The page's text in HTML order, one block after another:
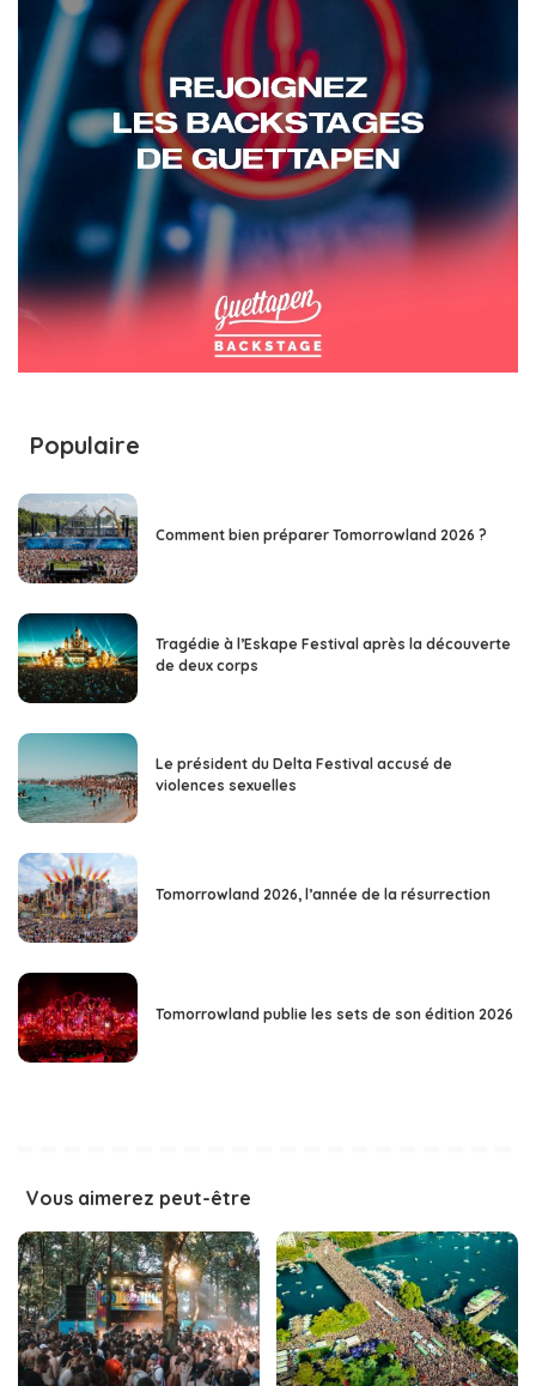
Populaire
Comment bien préparer Tomorrowland 2026 ?
Tragédie à l’Eskape Festival après la découverte
de deux corps
Le président du Delta Festival accusé de
violences sexuelles
Tomorrowland 2026, l’année de la résurrection
Tomorrowland publie les sets de son édition 2026
Vous aimerez peut-être